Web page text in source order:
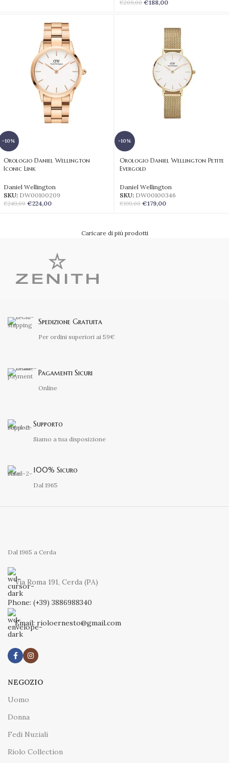
€209,00 €188,00
-10%
Orologio Daniel Wellington
Iconic Link
Daniel Wellington
SKU: DW00100209
€249,00 €224,00
-10%
Orologio Daniel Wellington Petite
Evergold
Daniel Wellington
SKU: DW00100346
€199,00 €179,00
Caricare di più prodotti
Spedizione Gratuita
Per ordini superiori ai 59€
Pagamenti Sicuri
Online
Supporto
Siamo a tua disposizione
100% Sicuro
Dal 1965
Dal 1965 a Cerda
Via Roma 191, Cerda (PA)
Phone: (+39) 3886988340
Email: rioloernesto@gmail.com
NEGOZIO
Uomo
Donna
Fedi Nuziali
Riolo Collection